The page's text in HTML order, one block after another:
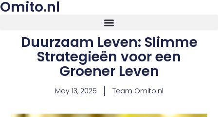
Omito.nl
Duurzaam Leven: Slimme
Strategieën voor een
Groener Leven
May 13, 2025 Team Omito.nl